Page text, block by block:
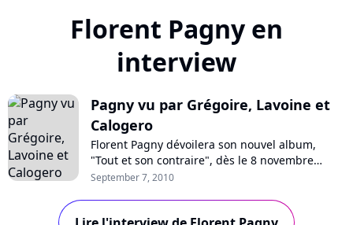
Florent Pagny en
interview
Pagny vu par Grégoire, Lavoine et
Calogero
Florent Pagny dévoilera son nouvel album,
"Tout et son contraire", dès le 8 novembre
prochain. Un disque sur lequel collaborent
Attal, Vincent Baguian, Daran, John Mamann,
September 7, 2010